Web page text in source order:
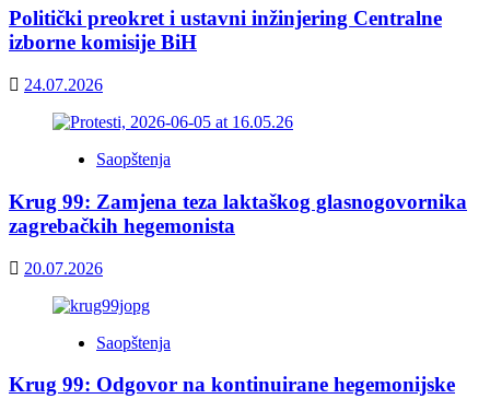
Politički preokret i ustavni inžinjering Centralne
izborne komisije BiH
24.07.2026
Saopštenja
Krug 99: Zamjena teza laktaškog glasnogovornika
zagrebačkih hegemonista
20.07.2026
Saopštenja
Krug 99: Odgovor na kontinuirane hegemonijske